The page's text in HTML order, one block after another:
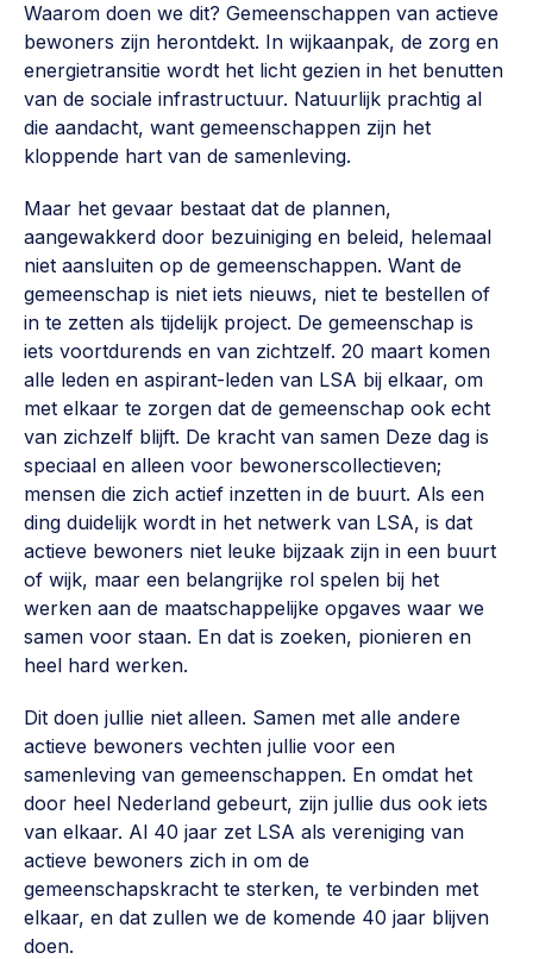
Buurtbewoners verbinden
Community building en ABCD, welkomstcultuur >
Zorgzame gemeenschappen
Betrokken buurten, contact stimuleren, netwerken
uitbreiden >
Wijkaanpak
Werken aan de wijk, ABCD, WijkWijzer >
Weerbare gemeenschappen
Voorbereiden op crisis, noodsteunpunten,
ontmoetingsplekken >
Buurtenergie
Energiecollectieven, buurt vergroenen, SDG >
Meebeslissen
Uitdaagrecht, gemeenschapsfondsen, lokale democratie >
Samenwerken en lokale politiek
Lobbyen, invloed uitoefenen, maatschappelijke impact >
Omgevingswet en gebiedsontwikkeling
gebiedsontwikkeling>
info@lsabewoners.nl
Waarom doen we dit? Gemeenschappen van actieve
bewoners zijn herontdekt. In wijkaanpak, de zorg en
energietransitie wordt het licht gezien in het benutten
van de sociale infrastructuur. Natuurlijk prachtig al
die aandacht, want gemeenschappen zijn het
kloppende hart van de samenleving.
Maar het gevaar bestaat dat de plannen,
aangewakkerd door bezuiniging en beleid, helemaal
niet aansluiten op de gemeenschappen. Want de
gemeenschap is niet iets nieuws, niet te bestellen of
in te zetten als tijdelijk project. De gemeenschap is
iets voortdurends en van zichtzelf. 20 maart komen
alle leden en aspirant-leden van LSA bij elkaar, om
met elkaar te zorgen dat de gemeenschap ook echt
van zichzelf blijft. De kracht van samen Deze dag is
speciaal en alleen voor bewonerscollectieven;
mensen die zich actief inzetten in de buurt. Als een
ding duidelijk wordt in het netwerk van LSA, is dat
actieve bewoners niet leuke bijzaak zijn in een buurt
of wijk, maar een belangrijke rol spelen bij het
werken aan de maatschappelijke opgaves waar we
samen voor staan. En dat is zoeken, pionieren en
heel hard werken.
Dit doen jullie niet alleen. Samen met alle andere
actieve bewoners vechten jullie voor een
samenleving van gemeenschappen. En omdat het
door heel Nederland gebeurt, zijn jullie dus ook iets
van elkaar. Al 40 jaar zet LSA als vereniging van
actieve bewoners zich in om de
gemeenschapskracht te sterken, te verbinden met
elkaar, en dat zullen we de komende 40 jaar blijven
doen.